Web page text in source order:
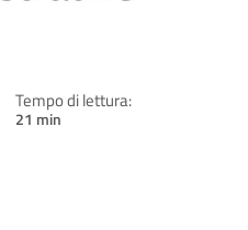
Tempo di lettura:
21 min